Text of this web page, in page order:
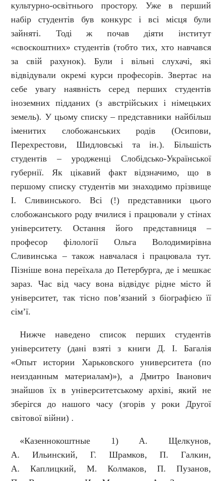
культурно-освітнього простору. Уже в перший
набір студентів був конкурс і всі місця були
зайняті. Тоді ж почав діяти інститут
«своєкоштних» студентів (тобто тих, хто навчався
за свій рахунок). Були і вільні слухачі, які
відвідували окремі курси професорів. Звертає на
себе увагу наявність серед перших студентів
іноземних підданих (з австрійських і німецьких
земель). У цьому списку – представники найбільш
іменитих слобожанських родів (Осипови,
Перехрестови, Шидловські та ін.). Більшість
студентів – уродженці Слобідсько-Української
губернії. Як цікавий факт відзначимо, що в
першому списку студентів ми знаходимо прізвище
І. Сливинського. Всі (!) представники цього
слобожанського роду вчилися і працювали у стінах
університету. Остання його представниця –
професор філології Ольга Володимирівна
Сливинська – також навчалася і працювала тут.
Пізніше вона переїхала до Петербурга, де і мешкає
зараз. Час від часу вона відвідує рідне місто й
університет, так тісно пов’язаний з біографією її
сім’ї.
Нижче наведено список перших студентів
університету (дані взяті з книги Д. І. Багалія
«Опыт истории Харьковского университета (по
неизданным материалам)»), а Дмитро Іванович
знайшов їх в університетському архіві, який не
зберігся до нашого часу (згорів у роки Другої
світової війни) .
«Казеннокоштные 1) А. Щелкунов,
А. Ильинский, Г. Шрамков, П. Галкин,
А. Каплицкий, М. Колмаков, П. Пузанов,